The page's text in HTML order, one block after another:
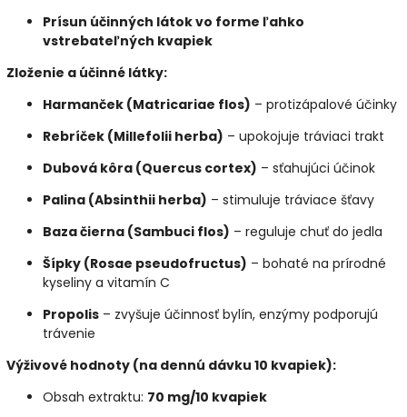
Prísun účinných látok vo forme ľahko
vstrebateľných kvapiek
Zloženie a účinné látky:
Harmanček (Matricariae flos) – protizápalové účinky
Rebríček (Millefolii herba) – upokojuje tráviaci trakt
Dubová kôra (Quercus cortex) – sťahujúci účinok
Palina (Absinthii herba) – stimuluje tráviace šťavy
Baza čierna (Sambuci flos) – reguluje chuť do jedla
Šípky (Rosae pseudofructus) – bohaté na prírodné
kyseliny a vitamín C
Propolis – zvyšuje účinnosť bylín, enzýmy podporujú
trávenie
Výživové hodnoty (na dennú dávku 10 kvapiek):
Obsah extraktu: 70 mg/10 kvapiek